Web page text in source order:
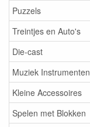
Puzzels
Treintjes en Auto's
Die-cast
Muziek Instrumenten
Kleine Accessoires
Spelen met Blokken